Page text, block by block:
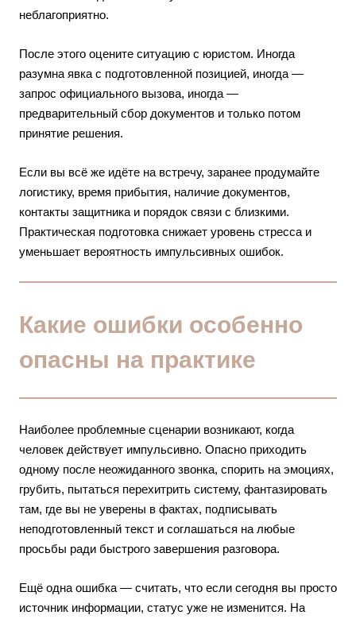
неблагоприятно.
После этого оцените ситуацию с юристом. Иногда
разумна явка с подготовленной позицией, иногда —
запрос официального вызова, иногда —
предварительный сбор документов и только потом
принятие решения.
Если вы всё же идёте на встречу, заранее продумайте
логистику, время прибытия, наличие документов,
контакты защитника и порядок связи с близкими.
Практическая подготовка снижает уровень стресса и
уменьшает вероятность импульсивных ошибок.
Какие ошибки особенно
опасны на практике
Наиболее проблемные сценарии возникают, когда
человек действует импульсивно. Опасно приходить
одному после неожиданного звонка, спорить на эмоциях,
грубить, пытаться перехитрить систему, фантазировать
там, где вы не уверены в фактах, подписывать
неподготовленный текст и соглашаться на любые
просьбы ради быстрого завершения разговора.
Ещё одна ошибка — считать, что если сегодня вы просто
источник информации, статус уже не изменится. На